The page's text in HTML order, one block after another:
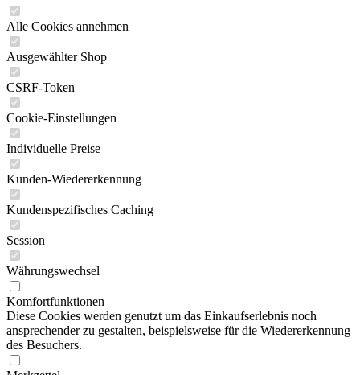
Alle Cookies ablehnen
Alle Cookies annehmen
Ausgewählter Shop
CSRF-Token
Cookie-Einstellungen
Individuelle Preise
Kunden-Wiedererkennung
Kundenspezifisches Caching
Session
Währungswechsel
Komfortfunktionen
Diese Cookies werden genutzt um das Einkaufserlebnis noch
ansprechender zu gestalten, beispielsweise für die Wiedererkennung
des Besuchers.